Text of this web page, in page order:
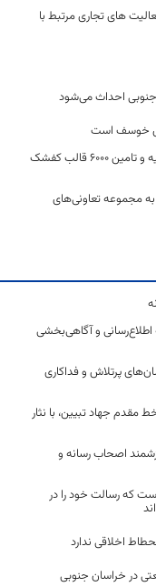
انجام فعالیت های تجاری مرتبط با
خوسف است
فراخوان مناقصه عمومی همزمان با ارزیابی ساده تهیه و تامین 6000 قالب کفشک
در دولت سیزدهم ۴۲ تعاونی به مجموعه تعاونی‌های
و آگاهی‌بخشی
پرتلاش و فداکاری
مقدم جهاد تبیین، با نثار
اصحاب رسانه و
که رسالت خود را در
اخلاقی ندارد
در خراسان جنوبی